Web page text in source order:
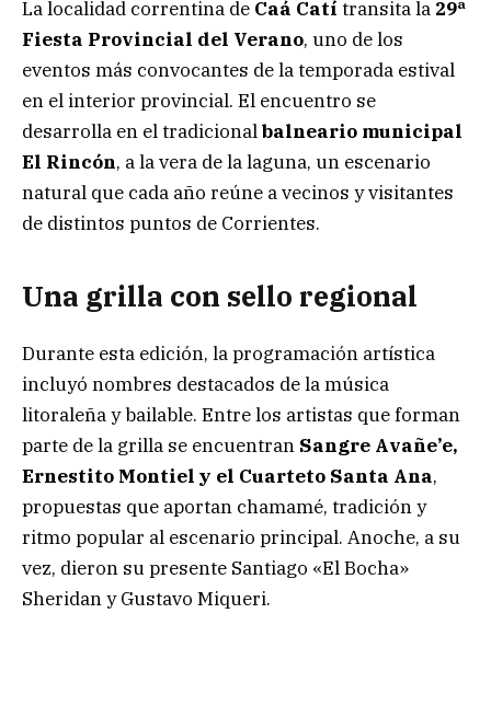
La localidad correntina de Caá Catí transita la 29ª
Fiesta Provincial del Verano, uno de los
eventos más convocantes de la temporada estival
en el interior provincial. El encuentro se
desarrolla en el tradicionalbalneario municipal
El Rincón, a la vera de la laguna, un escenario
natural que cada año reúne a vecinos y visitantes
de distintos puntos de Corrientes.
Una grilla con sello regional
Durante esta edición, la programación artística
incluyó nombres destacados de la música
litoraleña y bailable. Entre los artistas que forman
parte de la grilla se encuentran Sangre Avañe’e,
Ernestito Montiel y el Cuarteto Santa Ana,
propuestas que aportan chamamé, tradición y
ritmo popular al escenario principal. Anoche, a su
vez, dieron su presente Santiago «El Bocha»
Sheridan y Gustavo Miqueri.